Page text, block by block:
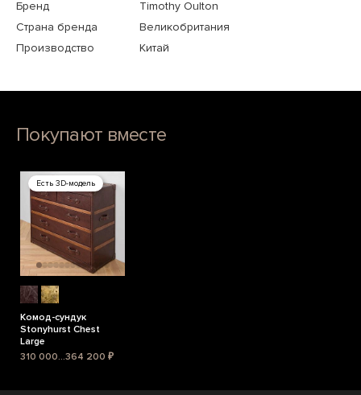
Бренд
Timothy Oulton
Страна бренда
Великобритания
Производство
Китай
Покупают вместе
Есть 3D-модель
Комод-сундук
Stonyhurst Chest
Large
310 000...364 200 ₽